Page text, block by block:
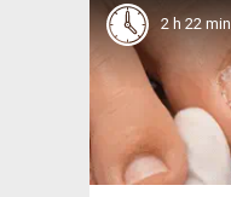
2 h 22 min